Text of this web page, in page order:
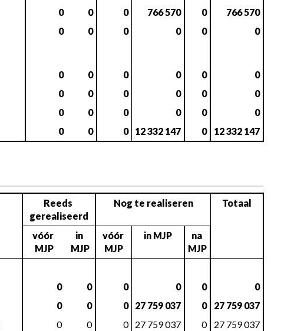
0 0 0 766 570 0
766 570
0 0 0 0 0 0
0 0 0 0 0
0
0 0 0 0 0
0
0 0 0 0 0
0
0 0 0 12 332 147 0 12 332 147
Reeds
gerealiseerd
Nog te realiseren Totaal
vóór
MJP
in
MJP
vóór
MJP
in MJP
na
MJP
0 0 0 0 0
0
0 0 0 27 759 037 0
27 759 037
0 0 0 27 759 037 0
27 759 037